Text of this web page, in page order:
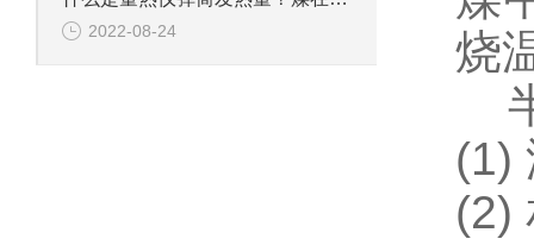
烧
(1)
(2)
2022-08-24